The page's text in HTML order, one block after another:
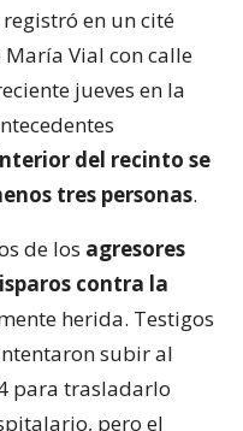
en un cité
Vial con calle
jueves en la
del recinto se
tres personas.
de los agresores
contra la
herida. Testigos
subir al
para trasladarlo
pero el